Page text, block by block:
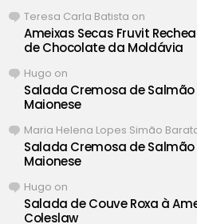
Teresa Carla Batista on
Ameixas Secas Fruvit
de Chocolate da Moldávia
Hugo on
Salada Cremosa de
Maionese
Maria Helena Lopes Simão
Salada Cremosa de
Maionese
Hugo on
Salada de Couve Roxa à
Coleslaw